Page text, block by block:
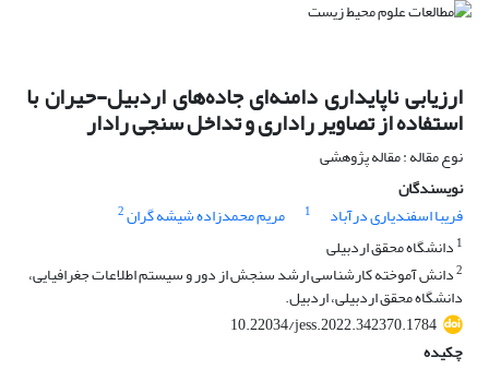
ارزیابی ناپایداری دامنه‌ای جاده‌های اردبیل-حیران با
استفاده از تصاویر راداری و تداخل سنجی رادار
نوع مقاله : مقاله پژوهشی
نویسندگان
فریبا اسفندیاری درآباد
1 مریم محمدزاده شیشه گران2
1 دانشگاه محقق اردبیلی
2دانش آموخته کارشناسی ارشد سنجش ‌از دور و سیستم اطلاعات جغرافیایی،
دانشگاه محقق اردبیلی، اردبیل.
10.22034/jess.2022.342370.1784
چکیده